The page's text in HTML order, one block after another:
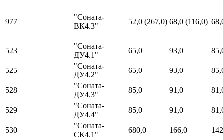
977
"Соната-
ВК4.3"
52,0 (267,0) 68,0 (116,0)
523
"Соната-
ДУ4.1"
65,0 93,0
525
"Соната-
ДУ4.2"
65,0 93,0
528
"Соната-
ДУ4.3"
85,0 91,0
529
"Соната-
ДУ4.4"
85,0 91,0
530
"Соната-
СК4.1"
680,0 166,0